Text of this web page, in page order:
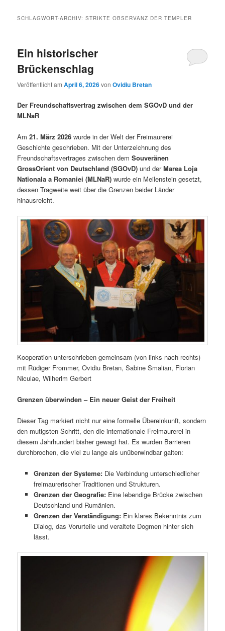
SCHLAGWORT-ARCHIV:STRIKTE OBSERVANZ DER TEMPLER
Ein historischer
Brückenschlag
Veröffentlicht amApril 6, 2026vonOvidiu Bretan
Der Freundschaftsvertrag zwischen dem SGOvD und der
MLNaR
Am21. März 2026 wurde in der Welt der Freimaurerei
Geschichte geschrieben. Mit der Unterzeichnung des
Freundschaftsvertrages zwischen demSouveränen
GrossOrient von Deutschland (SGOvD) und derMarea Loja
Nationala a Romaniei (MLNaR) wurde ein Meilenstein gesetzt,
dessen Tragweite weit über die Grenzen beider Länder
hinausreicht.
Kooperation unterschrieben gemeinsam (von links nach rechts)
mit Rüdiger Frommer, Ovidiu Bretan, Sabine Smalian, Florian
Niculae, Wilherlm Gerbert
Grenzen überwinden – Ein neuer Geist der Freiheit
Dieser Tag markiert nicht nur eine formelle Übereinkunft, sondern
den mutigsten Schritt, den die internationale Freimaurerei in
diesem Jahrhundert bisher gewagt hat. Es wurden Barrieren
durchbrochen, die viel zu lange als unüberwindbar galten:
Grenzen der Systeme:Die Verbindung unterschiedlicher
freimaurerischer Traditionen und Strukturen.
Grenzen der Geografie:Eine lebendige Brücke zwischen
Deutschland und Rumänien.
Grenzen der Verständigung:Ein klares Bekenntnis zum
Dialog, das Vorurteile und veraltete Dogmen hinter sich
lässt.